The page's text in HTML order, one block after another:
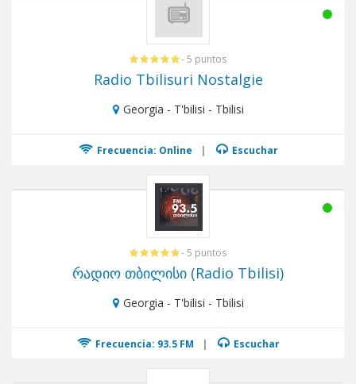
- 5 puntos
Radio Tbilisuri Nostalgie
Georgia - T'bilisi - Tbilisi
Frecuencia: Online | Escuchar
- 5 puntos
რადიო თბილისი (Radio Tbilisi)
Georgia - T'bilisi - Tbilisi
Frecuencia: 93.5 FM | Escuchar